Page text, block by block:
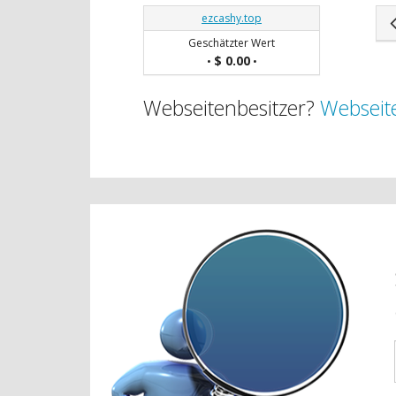
ezcashy.top
Geschätzter Wert
• $ 0.00•
Webseitenbesitzer?